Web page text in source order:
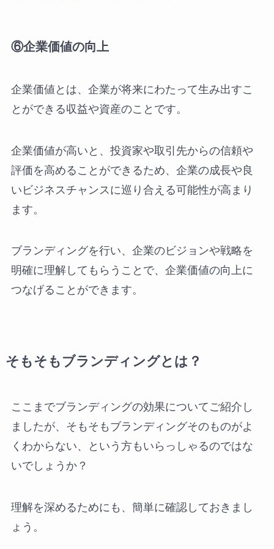
⑥企業価値の向上
企業価値とは、企業が将来にわたって生み出すこ
とができる収益や資産のことです。
企業価値が高いと、投資家や取引先からの信頼や
評価を高めることができるため、企業の成長や良
いビジネスチャンスに巡り合える可能性が高まり
ます。
ブランディングを行い、企業のビジョンや戦略を
明確に理解してもらうことで、企業価値の向上に
つなげることができます。
そもそもブランディングとは？
ここまでブランディングの効果についてご紹介し
ましたが、そもそもブランディングそのものがよ
くわからない、という方もいらっしゃるのではな
いでしょうか？
理解を深めるためにも、簡単に確認しておきまし
ょう。